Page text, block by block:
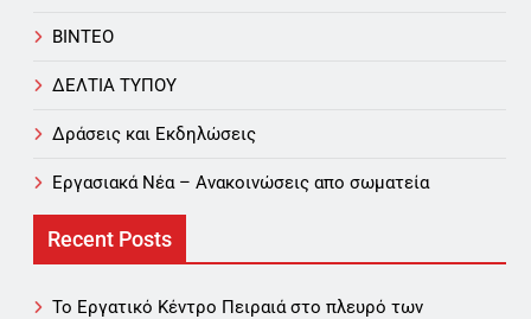
ΒΙΝΤΕΟ
ΔΕΛΤΙΑ ΤΥΠΟΥ
Δράσεις και Εκδηλώσεις
Εργασιακά Νέα – Aνακοινώσεις απο σωματεία
Recent Posts
Το Εργατικό Κέντρο Πειραιά στο πλευρό των